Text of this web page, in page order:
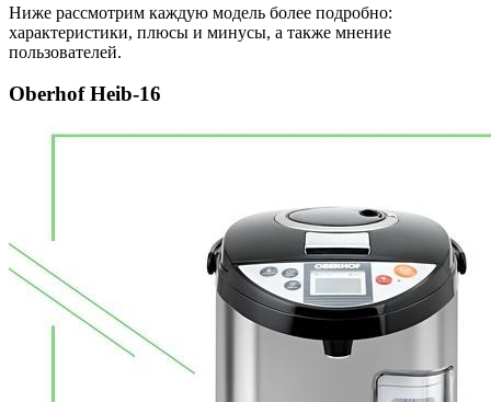
Ниже рассмотрим каждую модель более подробно:
характеристики, плюсы и минусы, а также мнение
пользователей.
Oberhof Heib-16